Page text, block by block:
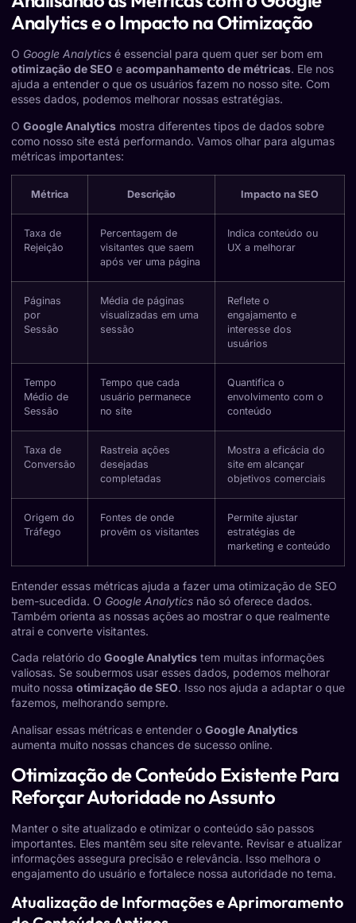
Analytics e o Impacto na Otimização
O Google Analytics é essencial para quem quer ser bom em
otimização de SEO e acompanhamento de métricas. Ele nos
ajuda a entender o que os usuários fazem no nosso site. Com
esses dados, podemos melhorar nossas estratégias.
O Google Analytics mostra diferentes tipos de dados sobre
como nosso site está performando. Vamos olhar para algumas
métricas importantes:
Métrica Descrição Impacto na SEO
Taxa de
Rejeição
Percentagem de
visitantes que saem
após ver uma página
Indica conteúdo ou
UX a melhorar
Páginas
por
Sessão
Média de páginas
visualizadas em uma
sessão
Reflete o
engajamento e
interesse dos
usuários
Tempo
Médio de
Sessão
Tempo que cada
usuário permanece
no site
Quantifica o
envolvimento com o
conteúdo
Taxa de
Conversão
Rastreia ações
desejadas
completadas
Mostra a eficácia do
site em alcançar
objetivos comerciais
Origem do
Tráfego
Fontes de onde
provêm os visitantes
Permite ajustar
estratégias de
marketing e conteúdo
Entender essas métricas ajuda a fazer uma otimização de SEO
bem-sucedida. O Google Analytics não só oferece dados.
Também orienta as nossas ações ao mostrar o que realmente
atrai e converte visitantes.
Cada relatório do Google Analytics tem muitas informações
valiosas. Se soubermos usar esses dados, podemos melhorar
muito nossa otimização de SEO. Isso nos ajuda a adaptar o que
fazemos, melhorando sempre.
Analisar essas métricas e entender o Google Analytics
aumenta muito nossas chances de sucesso online.
Otimização de Conteúdo Existente Para
Reforçar Autoridade no Assunto
Manter o site atualizado e otimizar o conteúdo são passos
importantes. Eles mantêm seu site relevante. Revisar e atualizar
informações assegura precisão e relevância. Isso melhora o
engajamento do usuário e fortalece nossa autoridade no tema.
Atualização de Informações e Aprimoramento